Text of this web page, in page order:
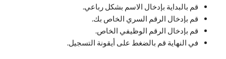
قم بالبداية بإدخال الاسم بشكل رباعي.
قم بإدخال الرقم السري الخاص بك.
قم بإدخال الرقم الوظيفي الخاص.
في النهاية قم بالضغط على أيقونة التسجيل.